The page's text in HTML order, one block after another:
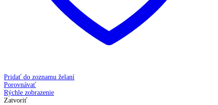
Pridať do zoznamu želaní
Porovnávať
Rýchle zobrazenie
Zatvoriť